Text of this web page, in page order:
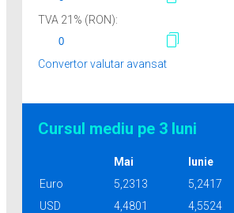
TVA 21 % (RON):
Convertor valutar avansat
Cursul mediu pe 3 luni
Mai Iunie
Euro
5,2313 5,2417
USD
4,4801 4,5524